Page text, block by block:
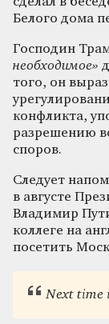
Белого дома
Господин
необходимое»
того, он
конфликта,
разрешению
споров.
Следует
в августе
Владимир
коллеге на
посетить
Next time